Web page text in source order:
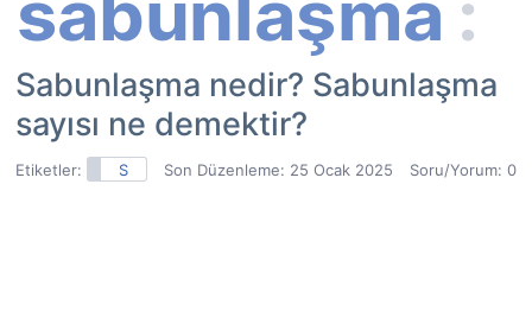
Sabunlaşma nedir? Sabunlaşma
sayısı ne demektir?
Etiketler: S Son Düzenleme: 25 Ocak 2025 Soru/Yorum: 0